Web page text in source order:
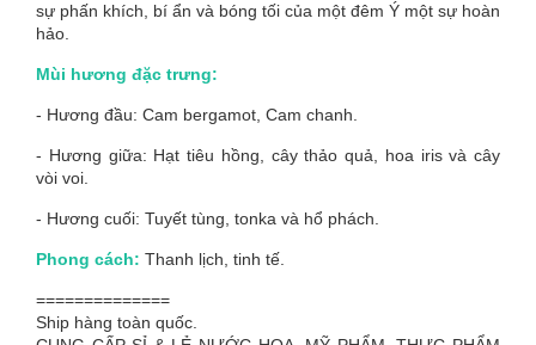
sự phấn khích, bí ẩn và bóng tối của một đêm Ý một sự hoàn
hảo.
Mùi hương đặc trưng:
- Hương đầu: Cam bergamot, Cam chanh.
- Hương giữa: Hạt tiêu hồng, cây thảo quả, hoa iris và cây
vòi voi.
- Hương cuối: Tuyết tùng, tonka và hổ phách.
Phong cách: Thanh lịch, tinh tế.
==============
Ship hàng toàn quốc.